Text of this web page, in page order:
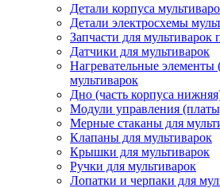
Детали корпуса
Детали электросхемы
Запчасти для мультиварок
Датчики для мультиварок
Нагревательные
мультиварок
Дно (часть корпуса
Модули управления
Мерные стаканы для
Клапаны для мультиварок
Крышки для мультиварок
Ручки для мультиварок
Лопатки и черпаки для